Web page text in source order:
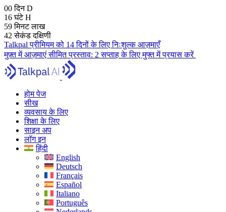
00 दिनD
16 घंटेH
59 मिनटलाख
41 सेकंडदक्षिणी
Talkpal प्रीमियम को 14 दिनों के लिए निःशुल्क आज़माएँ
मुफ़्त में आज़माएंसीमित प्रस्ताव: 2 सप्ताह के लिए मुफ्त में प्रयास करें
होम पेज
सीख
व्यवसाय के लिए
शिक्षा के लिए
साइन अप
लॉग इन
हिंदी
English
Deutsch
Français
Español
Italiano
Português